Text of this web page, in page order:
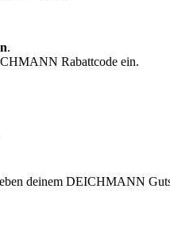
.
Rabattcode ein.
deinem DEICHMANN